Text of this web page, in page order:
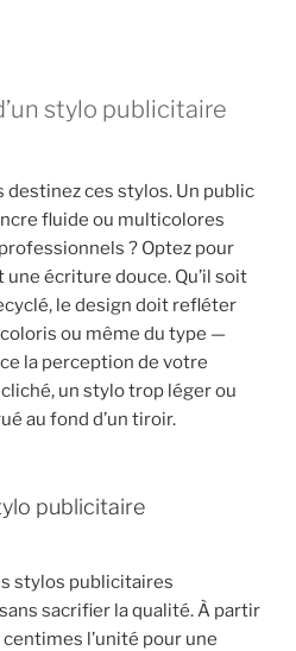
stylo publicitaire
destinez ces stylos. Un public
fluide ou multicolores
? Optez pour
écriture douce. Qu’il soit
le design doit refléter
ou même du type —
la perception de votre
cliché, un stylo trop léger ou
au fond d’un tiroir.
publicitaire
stylos publicitaires
sacrifier la qualité. À partir
l’unité pour une